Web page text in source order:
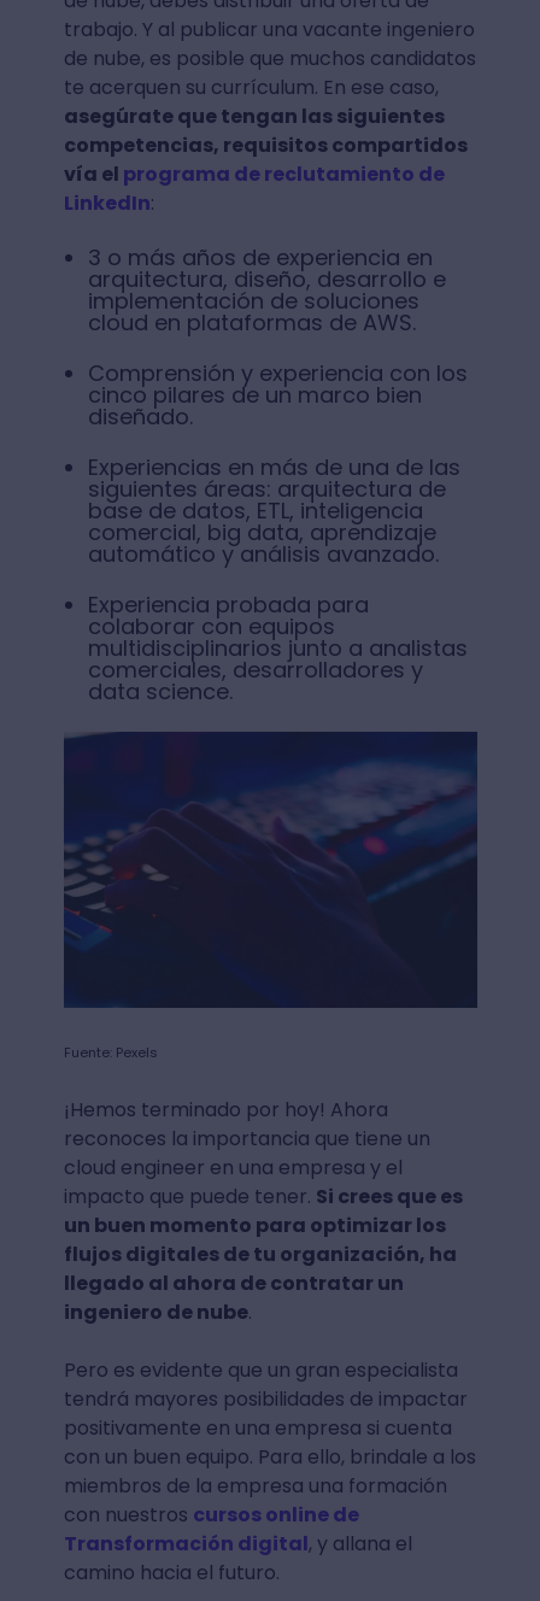
trabajo. Y al publicar una vacante ingeniero
de nube, es posible que muchos candidatos
te acerquen su currículum. En ese caso,
asegúrate que tengan las siguientes
competencias, requisitos compartidos
vía el programa de reclutamiento de
LinkedIn:
3 o más años de experiencia en
arquitectura, diseño, desarrollo e
implementación de soluciones
cloud en plataformas de AWS.
Comprensión y experiencia con los
cinco pilares de un marco bien
diseñado.
Experiencias en más de una de las
siguientes áreas: arquitectura de
base de datos, ETL, inteligencia
comercial, big data, aprendizaje
automático y análisis avanzado.
Experiencia probada para
colaborar con equipos
multidisciplinarios junto a analistas
comerciales, desarrolladores y
data science.
Fuente: Pexels
¡Hemos terminado por hoy! Ahora
reconoces la importancia que tiene un
cloud engineer en una empresa y el
impacto que puede tener. Si crees que es
un buen momento para optimizar los
flujos digitales de tu organización, ha
llegado al ahora de contratar un
ingeniero de nube.
Pero es evidente que un gran especialista
tendrá mayores posibilidades de impactar
positivamente en una empresa si cuenta
con un buen equipo. Para ello, brindale a los
miembros de la empresa una formación
con nuestros cursos online de
Transformación digital, y allana el
camino hacia el futuro.